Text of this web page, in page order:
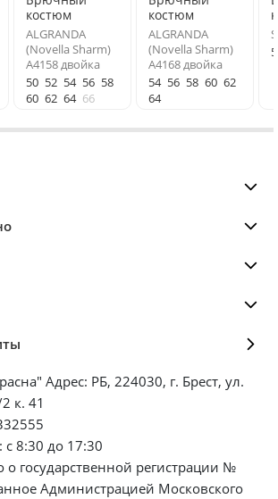
костюм
ALGRANDA
(Novella Sharm)
A4158 двойка
50 52 54 56 58
60 62 64 66
костюм
ALGRANDA
(Novella Sharm)
A4168 двойка
54 56 58 60 62
64
Адрес: РБ, 224030, г. Брест, ул.
к. 41
8:30 до 17:30
о государственной регистрации №
Администрацией Московского